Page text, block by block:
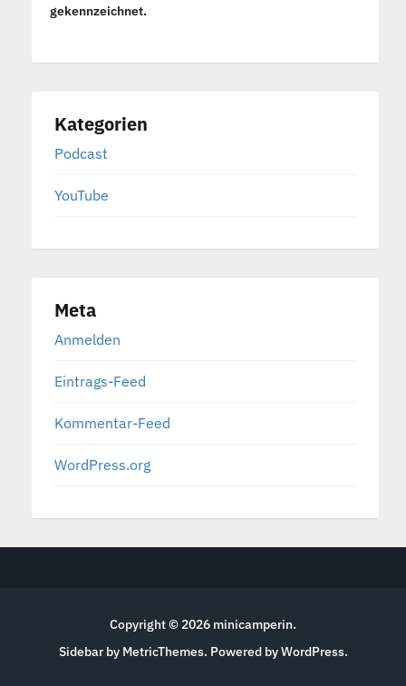
gekennzeichnet.
Kategorien
Podcast
YouTube
Meta
Anmelden
Eintrags-Feed
Kommentar-Feed
WordPress.org
Copyright © 2026 minicamperin.
Sidebar by MetricThemes. Powered byWordPress.